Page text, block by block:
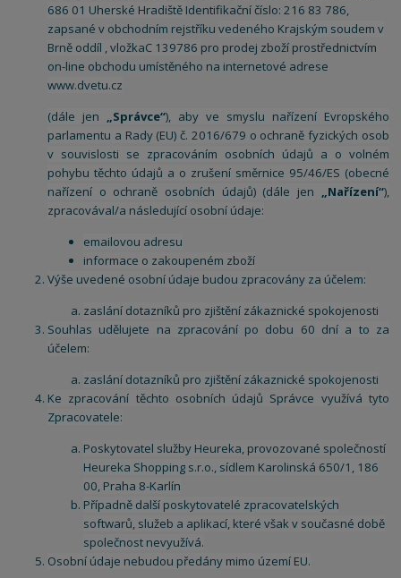
686 01 Uherské Hradiště Identifikační číslo: 216 83 786,
zapsané v obchodním rejstříkuvedeného Krajským soudem v
Brně oddíl , vložkaC 139786 pro prodej zboží prostřednictvím
on-line obchodu umístěného na internetové adrese
www.dvetu.cz
(dále jen
„Správce“), aby ve smyslu nařízení Evropského
parlamentu a Rady (EU) č. 2016/679 o ochraně fyzických osob
v souvislosti se zpracováním osobních údajů a o volném
pohybu těchto údajů a o zrušení směrnice 95/46/ES (obecné
nařízení o ochraně osobních údajů) (dále jen
„Nařízení“),
zpracovával/a následující osobní údaje:
emailovou adresu
informace o zakoupeném zboží
Výše uvedené osobní údaje budou zpracovány za účelem:
zaslání dotazníků pro zjištění zákaznické spokojenosti
Souhlas udělujete na zpracování po dobu 60 dní a to za
účelem:
zaslání dotazníků pro zjištění zákaznické spokojenosti
Ke zpracování těchto osobních údajů Správce využívá tyto
Zpracovatele:
Poskytovatel služby Heureka, provozované společností
Heureka Shopping s.r.o., sídlem Karolinská 650/1, 186
00, Praha 8-Karlín
Případně další poskytovatelé zpracovatelských
softwarů, služeb a aplikací, které však v současné době
společnost nevyužívá.
Osobní údaje nebudou předány mimo území EU.